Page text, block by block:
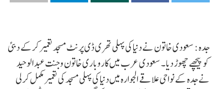
جدہ : سعودی خاتون نے دنیا کی پہلی تھری ڈی پرنٹ مسجد تعمیر کرکے دبئی
کو پیچھے چھوڑ دیا۔ سعودی عرب میں کاروباری خاتون وجنت عبدالوحید
نے جدہ کے نواحی علاقے الجوارہ میں دنیا کی پہلی مسجد کی تعمیر مکمل کرلی